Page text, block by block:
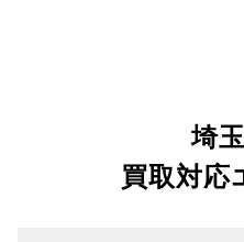
埼
買取対応